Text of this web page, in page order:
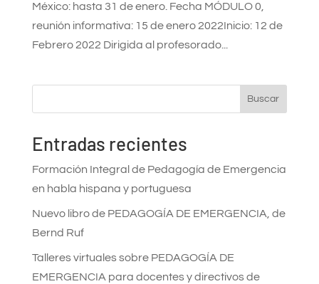
México: hasta 31 de enero. Fecha MÓDULO 0,
reunión informativa: 15 de enero 2022Inicio: 12 de
Febrero 2022 Dirigida al profesorado...
Buscar
Entradas recientes
Formación Integral de Pedagogía de Emergencia
en habla hispana y portuguesa
Nuevo libro de PEDAGOGÍA DE EMERGENCIA, de
Bernd Ruf
Talleres virtuales sobre PEDAGOGÍA DE
EMERGENCIA para docentes y directivos de